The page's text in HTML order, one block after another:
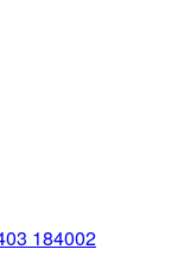
184002